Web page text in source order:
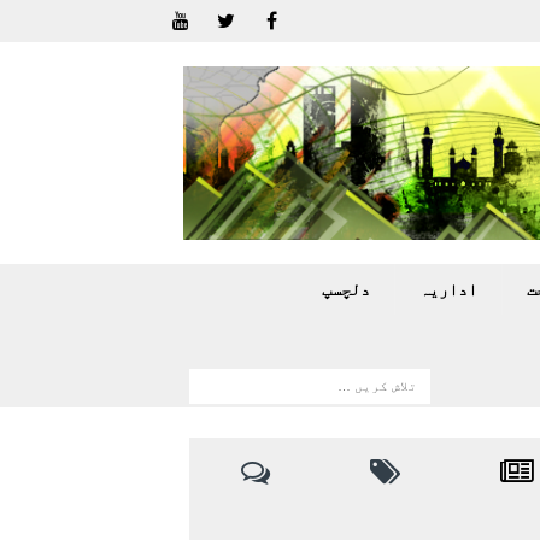
اداريہ دلچسپ